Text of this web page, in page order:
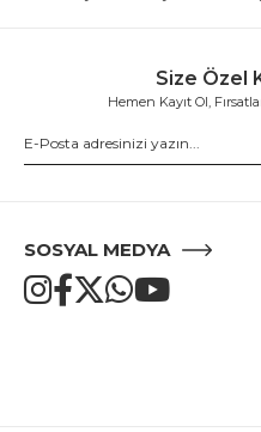
Size Özel
Hemen Kayıt Ol,
SOSYAL MEDYA